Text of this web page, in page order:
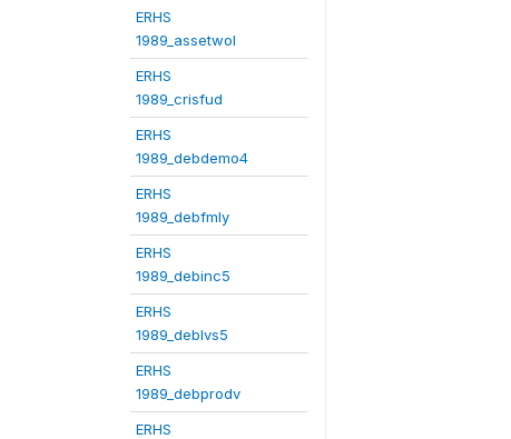
ERHS
1989_assetwol
ERHS
1989_crisfud
ERHS
1989_debdemo4
ERHS
1989_debfmly
ERHS
1989_debinc5
ERHS
1989_deblvs5
ERHS
1989_debprodv
ERHS